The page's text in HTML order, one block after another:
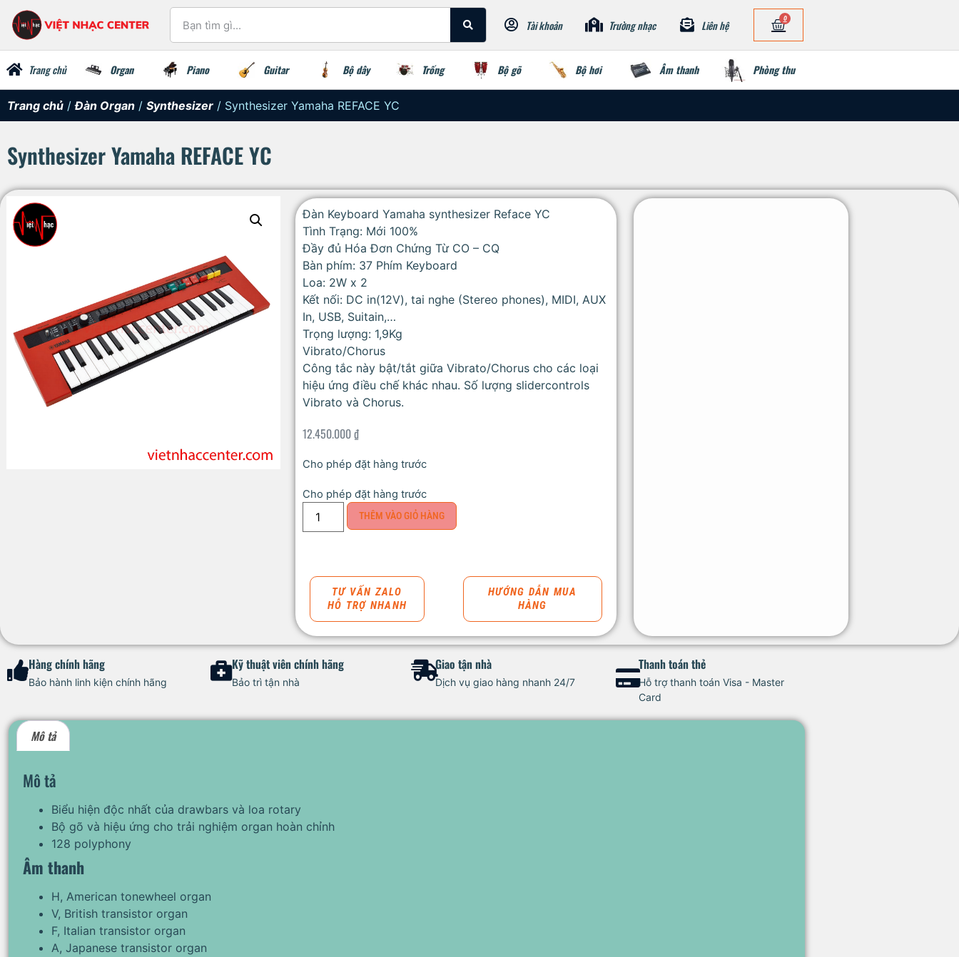
Tài khoản Trường nhạc Liên hệ 0
Trang chủ Organ Piano Guitar Bộ dây Trống Bộ gõ Bộ hơi Âm thanh Phòng thu
Trang chủ /Đàn Organ / Synthesizer / Synthesizer Yamaha REFACE YC
Synthesizer Yamaha REFACE YC
Đàn Keyboard Yamaha synthesizer Reface YC
Tình Trạng: Mới 100%
Đầy đủ Hóa Đơn Chứng Từ CO – CQ
Bàn phím: 37 Phím Keyboard
Loa: 2W x 2
Kết nối: DC in(12V), tai nghe (Stereo phones), MIDI, AUX
In, USB, Suitain,…
Trọng lượng: 1,9Kg
Vibrato/Chorus
Công tắc này bật/tắt giữa Vibrato/Chorus cho các loại
hiệu ứng điều chế khác nhau. Số lượng slidercontrols
Vibrato và Chorus.
12.450.000₫
Cho phép đặt hàng trước
Cho phép đặt hàng trước
THÊM VÀO GIỎ HÀNG
TƯ VẤN ZALO
HỖ TRỢ NHANH
HƯỚNG DẪN MUA
HÀNG
Hàng chính hãng
Bảo hành linh kiện chính hãng
Kỹ thuật viên chính hãng
Bảo trì tận nhà
Giao tận nhà
Dịch vụ giao hàng nhanh 24/7
Thanh toán thẻ
Hỗ trợ thanh toán Visa - Master
Card
Mô tả
Mô tả
Biểu hiện độc nhất của drawbars và loa rotary
Bộ gõ và hiệu ứng cho trải nghiệm organ hoàn chỉnh
128 polyphony
Âm thanh
H, American tonewheel organ
V, British transistor organ
F, Italian transistor organ
A, Japanese transistor organ